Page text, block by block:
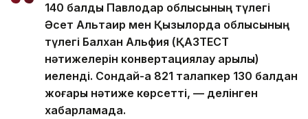
140 балды Павлодар облысының түлегі
Әсет Альтаир мен Қызылорда облысының
түлегі Балхан Альфия (ҚАЗТЕСТ
нәтижелерін конвертациялау арқылы)
иеленді. Сондай-ақ 821 талапкер 130 балдан
жоғары нәтиже көрсетті, — делінген
хабарламада.